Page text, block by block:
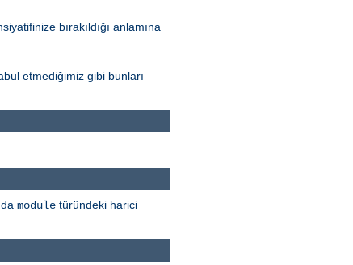
bırakıldığı anlamına
etmediğimiz gibi bunları
module türündeki harici